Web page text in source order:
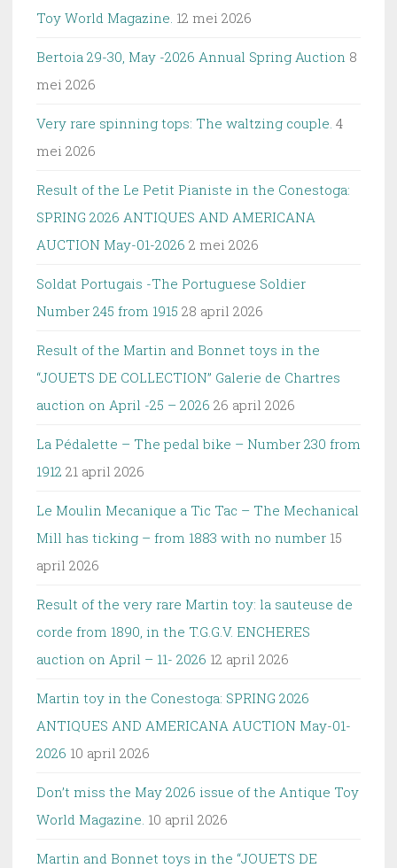
Toy World Magazine. 12 mei 2026
Bertoia 29-30, May -2026 Annual Spring Auction 8
mei 2026
Very rare spinning tops: The waltzing couple. 4
mei 2026
Result of the Le Petit Pianiste in the Conestoga:
SPRING 2026 ANTIQUES AND AMERICANA
AUCTION May-01-2026 2 mei 2026
Soldat Portugais -The Portuguese Soldier
Number 245 from 1915 28 april 2026
Result of the Martin and Bonnet toys in the
“JOUETS DE COLLECTION” Galerie de Chartres
auction on April -25 – 2026 26 april 2026
La Pédalette – The pedal bike – Number 230 from
1912 21 april 2026
Le Moulin Mecanique a Tic Tac – The Mechanical
Mill has ticking – from 1883 with no number 15
april 2026
Result of the very rare Martin toy: la sauteuse de
corde from 1890, in the T.G.G.V. ENCHERES
auction on April – 11- 2026 12 april 2026
Martin toy in the Conestoga: SPRING 2026
ANTIQUES AND AMERICANA AUCTION May-01-
2026 10 april 2026
Don’t miss the May 2026 issue of the Antique Toy
World Magazine. 10 april 2026
Martin and Bonnet toys in the “JOUETS DE